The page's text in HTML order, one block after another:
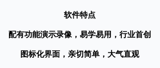
软件特点
配有功能演示录像，易学易用，行业首创
图标化界面，亲切简单，大气直观